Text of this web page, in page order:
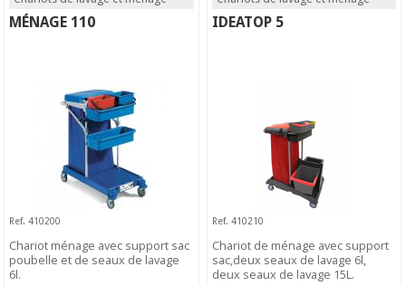
MÉNAGE 110
Ref. 410200
Chariot ménage avec support sac
poubelle et de seaux de lavage
6l.
IDEATOP 5
Ref. 410210
Chariot de ménage avec support
sac,deux seaux de lavage 6l,
deux seaux de lavage 15L.